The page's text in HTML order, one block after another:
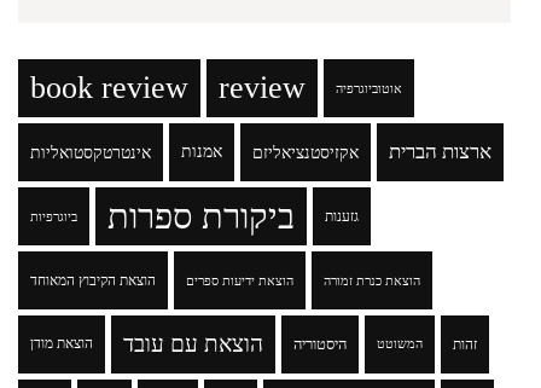
book review review אוטוביוגרפיה
אינטרטקסטואליות אמנות אקזיסטנציאליזם ארצות הברית
ביוגרפיות ביקורת ספרות גזענות
הוצאת הקיבוץ המאוחד הוצאת ידיעות ספרים הוצאת כנרת זמורה
הוצאת מודן הוצאת עם עובד היסטוריה המשוטט זהות